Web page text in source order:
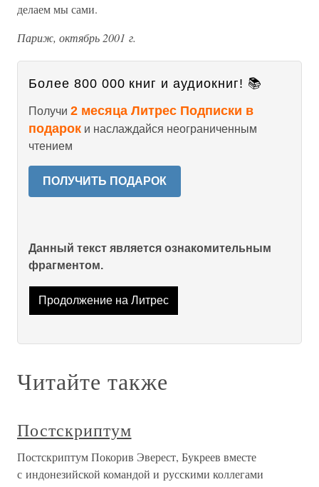
делаем мы сами.
Париж, октябрь 2001 г.
Более 800 000 книг и аудиокниг! 📚
Получи 2 месяца Литрес Подписки в
подарок и наслаждайся неограниченным
чтением
ПОЛУЧИТЬ ПОДАРОК
Данный текст является ознакомительным
фрагментом.
Продолжение на Литрес
Читайте также
Постскриптум
Постскриптум Покорив Эверест, Букреев вместе
с индонезийской командой и русскими коллегами